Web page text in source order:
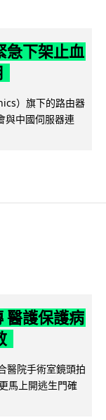
急下架止血
）旗下的路由器
與中國伺服器連
醫護保護病
醫院手術室鏡頭拍
馬上開逃生門確